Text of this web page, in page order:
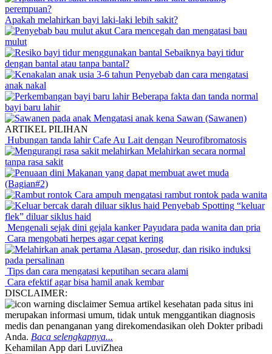
Apakah melahirkan bayi laki-laki lebih sakit?
Cara mencegah dan mengatasi bau
mulut
Sebaiknya bayi tidur
dengan bantal atau tanpa bantal?
Penyebab dan cara mengatasi
anak nakal
Beberapa fakta dan tanda normal
bayi baru lahir
Mengatasi anak kena Sawan (Sawanen)
ARTIKEL PILIHAN
Hubungan tanda lahir Cafe Au Lait dengan Neurofibromatosis
Melahirkan secara normal
tanpa rasa sakit
Makanan yang dapat membuat awet muda
(Bagian#2)
Cara ampuh mengatasi rambut rontok pada wanita
Penyebab Spotting “keluar
flek” diluar siklus haid
Mengenali sejak dini gejala kanker Payudara pada wanita dan pria
Cara mengobati herpes agar cepat kering
Alasan, prosedur, dan risiko induksi
pada persalinan
Tips dan cara mengatasi keputihan secara alami
Cara efektif agar bisa hamil anak kembar
DISCLAIMER:
Semua artikel kesehatan pada situs ini
merupakan informasi umum, tidak untuk menggantikan diagnosis
medis dan penanganan yang direkomendasikan oleh Dokter pribadi
Anda. Baca selengkapnya...
Kehamilan App dari LuviZhea